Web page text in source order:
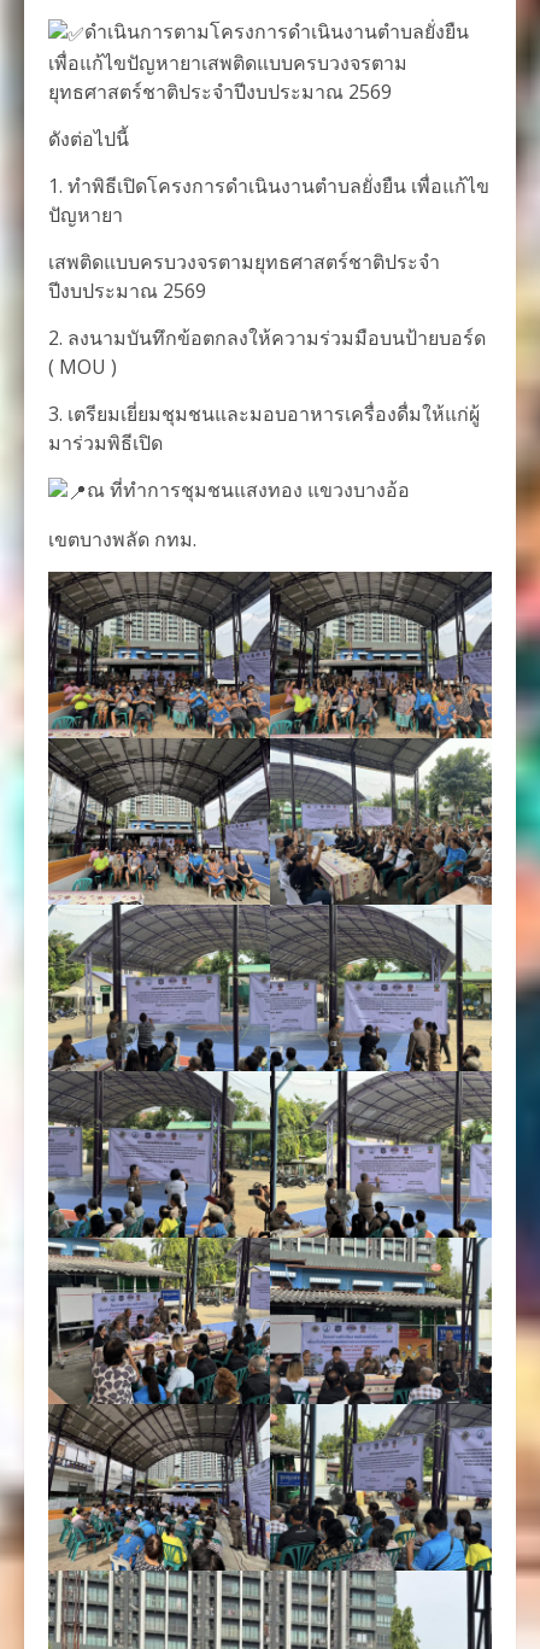
ดำเนินการตามโครงการดำเนินงานตำบลยั่งยืน
เพื่อแก้ไขปัญหายาเสพติดแบบครบวงจรตาม
ยุทธศาสตร์ชาติประจำปีงบประมาณ 2569
ดังต่อไปนี้
1. ทำพิธีเปิดโครงการดำเนินงานตำบลยั่งยืน เพื่อแก้ไข
ปัญหายา
เสพติดแบบครบวงจรตามยุทธศาสตร์ชาติประจำ
ปีงบประมาณ 2569
2. ลงนามบันทึกข้อตกลงให้ความร่วมมือบนป้ายบอร์ด
( MOU )
3. เตรียมเยี่ยมชุมชนและมอบอาหารเครื่องดื่มให้แก่ผู้
มาร่วมพิธีเปิด
ณ ที่ทำการชุมชนแสงทอง แขวงบางอ้อ
เขตบางพลัด กทม.